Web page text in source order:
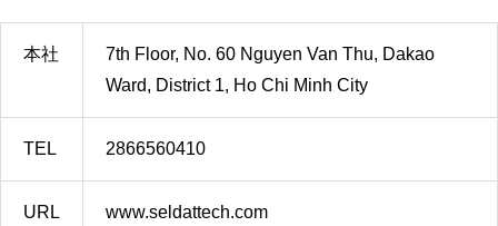
本社
7th Floor, No. 60 Nguyen Van Thu, Dakao
Ward, District 1, Ho Chi Minh City
TEL 2866560410
URL www.seldattech.com